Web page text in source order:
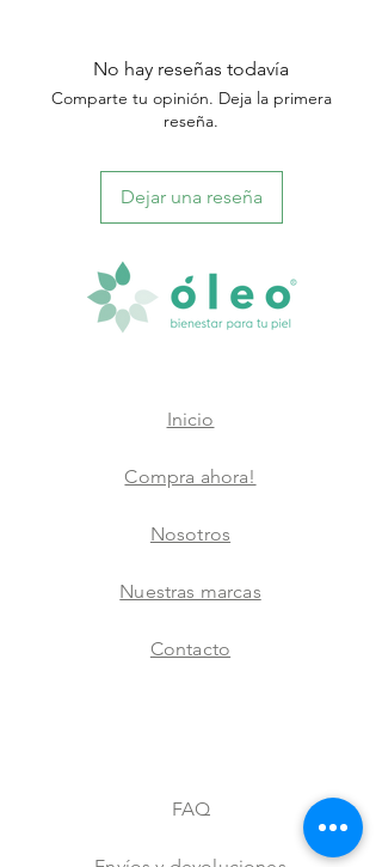
No hay reseñas todavía
Comparte tu opinión. Deja la primera
reseña.
Dejar una reseña
Inicio
Compra ahora!
Nosotros
Nuestras marcas
Contacto
FAQ